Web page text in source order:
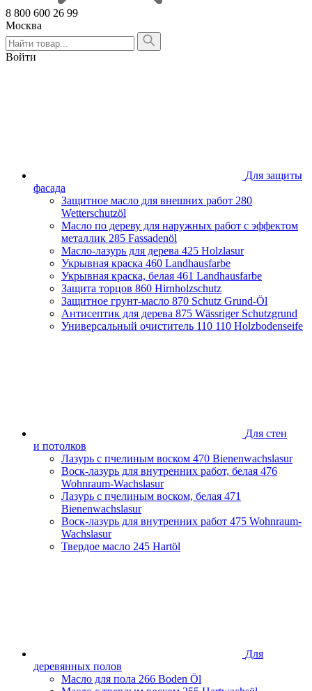
8 800 600 26 99
Москва
Алтайский край
Армения
Белгородская область
Калининградская область
Калужская область
Кировская область
Краснодарский край
Красноярский край
Липецкая область
Москва и Московская область
Нижегородская область
Новосибирская область
Оренбургская область
Пензенская облась
Пермский край
Приморский край
Свердловская область
Смоленская область
Ставропольский край
Тамбовская область
Тверская область
Тульская область
Тюменская область
Удмуртская Республика
Хабаровский край
Войти
Для защиты
фасада
Защитное масло для внешних работ 280
Wetterschutzöl
Масло по дереву для наружных работ с эффектом
металлик 285 Fassadenöl
Масло-лазурь для дерева 425 Holzlasur
Укрывная краска 460 Landhausfarbe
Укрывная краска, белая 461 Landhausfarbe
Защита торцов 860 Hirnholzschutz
Защитное грунт-масло 870 Schutz Grund-Öl
Антисептик для дерева 875 Wässriger Schutzgrund
Универсальный очиститель 110 110 Holzbodenseife
Для стен
и потолков
Лазурь с пчелиным воском 470 Bienenwachslasur
Воск-лазурь для внутренних работ, белая 476
Wohnraum-Wachslasur
Лазурь с пчелиным воском, белая 471
Bienenwachslasur
Воск-лазурь для внутренних работ 475 Wohnraum-
Wachslasur
Твердое масло 245 Hartöl
Для
деревянных полов
Масло для пола 266 Boden Öl